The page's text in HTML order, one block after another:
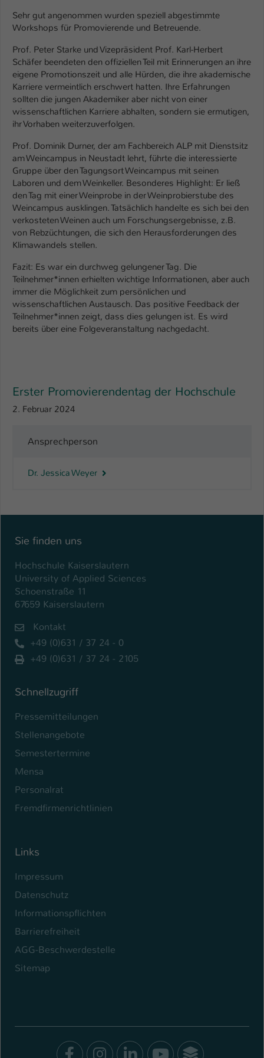
Sehr gut angenommen wurden speziell abgestimmte
Workshops für Promovierende und Betreuende.
Prof. Peter Starke und Vizepräsident Prof. Karl-Herbert
Schäfer beendeten den offiziellen Teil mit Erinnerungen an ihre
eigene Promotionszeit und alle Hürden, die ihre akademische
Karriere vermeintlich erschwert hatten. Ihre Erfahrungen
sollten die jungen Akademiker aber nicht von einer
wissenschaftlichen Karriere abhalten, sondern sie ermutigen,
ihr Vorhaben weiterzuverfolgen.
Prof. Dominik Durner, der am Fachbereich ALP mit Dienstsitz
am Weincampus in Neustadt lehrt, führte die interessierte
Gruppe über den Tagungsort Weincampus mit seinen
Laboren und dem Weinkeller. Besonderes Highlight: Er ließ
den Tag mit einer Weinprobe in der Weinprobierstube des
Weincampus ausklingen. Tatsächlich handelte es sich bei den
verkosteten Weinen auch um Forschungsergebnisse, z.B.
von Rebzüchtungen, die sich den Herausforderungen des
Klimawandels stellen.
Fazit: Es war ein durchweg gelungener Tag. Die
Teilnehmer*innen erhielten wichtige Informationen, aber auch
immer die Möglichkeit zum persönlichen und
wissenschaftlichen Austausch. Das positive Feedback der
Teilnehmer*innen zeigt, dass dies gelungen ist. Es wird
bereits über eine Folgeveranstaltung nachgedacht.
Erster Promovierendentag der Hochschule
2. Februar 2024
Ansprechperson
Dr. Jessica Weyer
Sie finden uns
Hochschule Kaiserslautern
University of Applied Sciences
Schoenstraße 11
67659 Kaiserslautern
Kontakt
+49 (0)631 / 37 24 - 0
+49 (0)631 / 37 24 - 2105
Schnellzugriff
Pressemitteilungen
Stellenangebote
Semestertermine
Mensa
Personalrat
Fremdfirmenrichtlinien
Links
Impressum
Datenschutz
Informationspflichten
Barrierefreiheit
AGG-Beschwerdestelle
Sitemap
Zweck
generierte ID, für die historische
Speicherung Ihrer vorgenommen
Betreiber dies eingestellt hat.
Name fe_typo_user / PHPSESSID
Anbieter
Laufzeit 1 Woche
Zweck
Dieses Cookie ist ein Standard-Session-
Cookie von TYPO3. Es speichert im Fall
eines Intranet-Logins die Session-ID. So
kann der eingeloggte Benutzer
wiedererkannt werden und es wird ihm
Zugang zu geschützten Bereichen
gewährt.
Name be_typo_user
Anbieter TYPO3
Laufzeit 1 Tag
angemeldet ist und Rechte besitzt diese